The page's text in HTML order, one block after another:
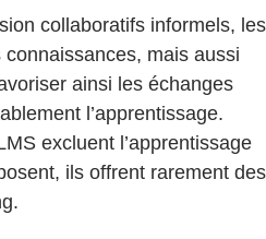
collaboratifs informels, les
mais aussi
ainsi les échanges
l’apprentissage.
excluent l’apprentissage
ils offrent rarement des